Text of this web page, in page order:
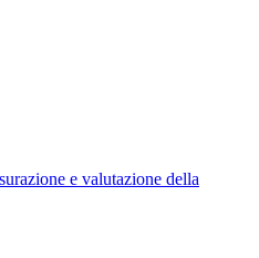
e valutazione della